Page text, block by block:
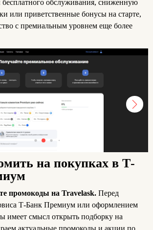
бесплатного обслуживания, сниженную
или приветственные бонусы на старте,
с премиальным уровнем еще более
на покупках в Т-
промокоды на Travelask. Перед
Т-Банк Премиум или оформлением
имеет смысл открыть подборку на